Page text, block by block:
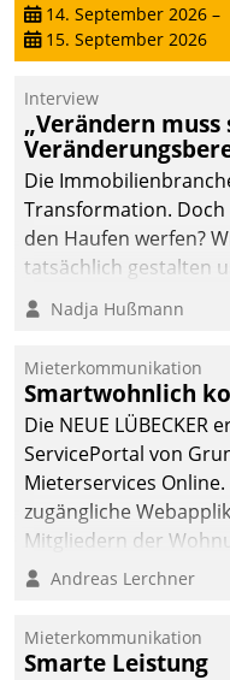
14. September 2026 –
15. September 2026
Interview
„Verändern muss
Die
Transformation.
den Haufen werfen?
tatsächlich gestalten
Argumente zählen
Nadja Hußmann
Mieterkommunikation
Smartwohnlich
Die NEUE
ServicePortal von
Mieterservices
zugängliche
Mitgliedern der
Kontaktaufnahme per
Andreas Lerchner
Mieterkommunikation
Smarte Leistung